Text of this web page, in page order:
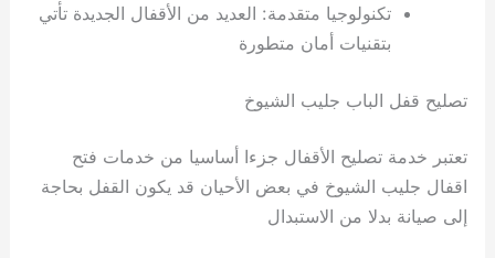
تكنولوجيا متقدمة: العديد من الأقفال الجديدة تأتي
بتقنيات أمان متطورة
تصليح قفل الباب جليب الشيوخ
تعتبر خدمة تصليح الأقفال جزءا أساسيا من خدمات فتح
اقفال جليب الشيوخ في بعض الأحيان قد يكون القفل بحاجة
إلى صيانة بدلا من الاستبدال